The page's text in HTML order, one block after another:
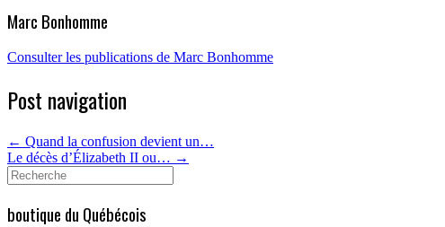
Marc Bonhomme
Consulter les publications de Marc Bonhomme
Post navigation
← Quand la confusion devient un…
Le décès d’Élizabeth II ou… →
Search
for:
boutique du Québécois